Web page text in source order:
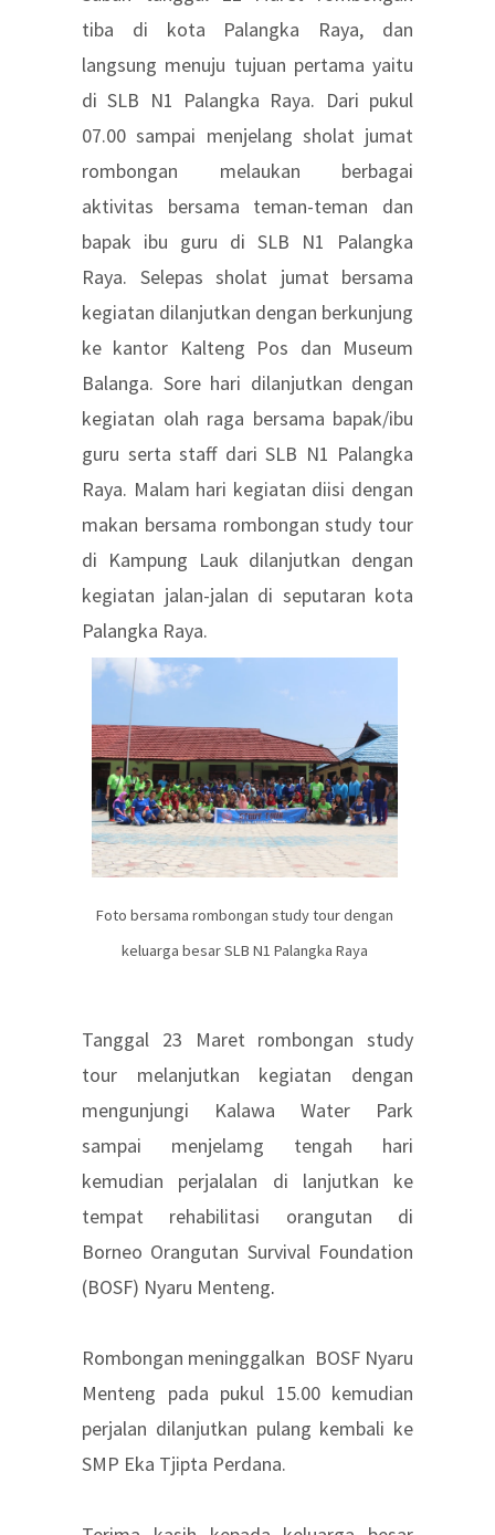
tiba di kota Palangka Raya, dan
langsung menuju tujuan pertama yaitu
di SLB N1 Palangka Raya. Dari pukul
07.00 sampai menjelang sholat jumat
rombongan melaukan berbagai
aktivitas bersama teman-teman dan
bapak ibu guru di SLB N1 Palangka
Raya. Selepas sholat jumat bersama
kegiatan dilanjutkan dengan berkunjung
ke kantor Kalteng Pos dan Museum
Balanga. Sore hari dilanjutkan dengan
kegiatan olah raga bersama bapak/ibu
guru serta staff dari SLB N1 Palangka
Raya. Malam hari kegiatan diisi dengan
makan bersama rombongan study tour
di Kampung Lauk dilanjutkan dengan
kegiatan jalan-jalan di seputaran kota
Palangka Raya.
Foto bersama rombongan study tour dengan
keluarga besar SLB N1 Palangka Raya
Tanggal 23 Maret rombongan study
tour melanjutkan kegiatan dengan
mengunjungi Kalawa Water Park
sampai menjelamg tengah hari
kemudian perjalalan di lanjutkan ke
tempat rehabilitasi orangutan di
Borneo Orangutan Survival Foundation
(BOSF) Nyaru Menteng.
Rombongan meninggalkan BOSF Nyaru
Menteng pada pukul 15.00 kemudian
perjalan dilanjutkan pulang kembali ke
SMP Eka Tjipta Perdana.